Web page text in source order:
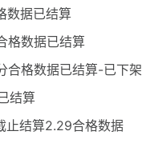
数据已结算
格数据已结算
合格数据已结算-已下架
结算
止结算2.29合格数据